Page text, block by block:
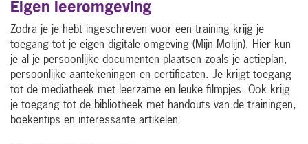
Eigen leeromgeving
Zodra je je hebt ingeschreven voor een training krijg je
toegang tot je eigen digitale omgeving (Mijn Molijn). Hier kun
je al je persoonlijke documenten plaatsen zoals je actieplan,
persoonlijke aantekeningen en certificaten. Je krijgt toegang
tot de mediatheek met leerzame en leuke filmpjes. Ook krijg
je toegang tot de bibliotheek met handouts van de trainingen,
boekentips en interessante artikelen.